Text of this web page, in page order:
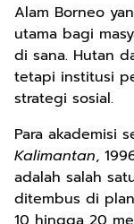
Alam Borneo
utama bagi
di sana. Hutan
tetapi institusi
strategi sosial.
Para akademisi
Kalimantan,
adalah salah
ditembus di